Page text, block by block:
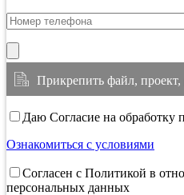
Прикрепить файл, проект,
Даю Согласие на обработку
Ознакомиться с условиями
Согласен с Политикой в
персональных данных